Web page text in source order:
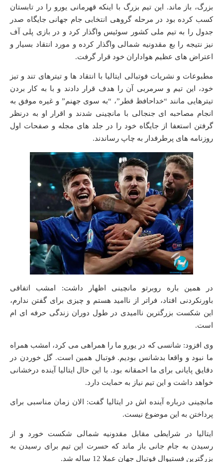
بزرگ، باز ماند. این تیم بزرگ با اینکه قهرمانی یورو را در تابستان
کسب کرده بود در مرحله گروهی انتخابی جام جهانی جایگاه صدر
جدول را به تیم ملی کشور سوئیس واگذار کرد و در بازی پلی آف
نیز نتیجه را بع مقدونیه شمالی واگذار کرده و مورد انتقاد بسیار و
اعتراض های عظیم هواداران خود قرار گرفت.
مطبوعات و نشریات فوتبالی ایتالیا با انتقاد ها و تیترهای تند و تیز
خود، این تیم و سرمربی آن را هدف قرار دادند و با به کار بردن
تیترهایی مانند “خداحافظ قطر”، “به سوی جهنم” و غیره موفق به
انجام مصاحبه ای جنجالی با مانچینی شدند و اقرار او به درنظر
گرفتن استعفا از جایگاه خود را در جلد های مجله و صفحات اول
روزنامه های پرطرفدار به چاپ رساندند.
در همین باره روبرتو مانچینی اظهار داشت: امشب اتفاقی
باورنکردنی افتاد، فراتر از ناامید هستم و چیزی برای گفتن ندارم،
این شکست بزرگترین ناامیدی در طول دوران زندگی حرفه ای ام
است.
وی افزود: شانسی که در یورو ما را همراهی می کرد، امشب همراه
ما نبود و واقعا بدشانس بودیم. فوتبال همین است. گل خوردن در
دقایق پایانی برای ما احمقانه بود. با این حال ایتالیا آینده درخشانی
خواهد داشت و این تیم نیاز به حمایت دارد.
مانچینی درباره آینده اش در ایتالیا گفت: الان زمان مناسبی برای
پرداختن به این موضوع نیست.
ایتالیا در شرایطی مقابل مقدونیه شمالی شکست خورد و از
رسیدن به جام جانی باز ماند که حسرت این تیم برای رسیدن به
بزرگترین فستیوال فوتبال جهان عملا 12 ساله شد.